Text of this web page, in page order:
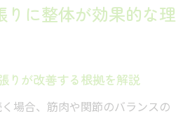
状態への整体アプローチの特
関係を整体で解明
に整体が効果的な理
りが改善する根拠を解説
場合、筋肉や関節のバランスの